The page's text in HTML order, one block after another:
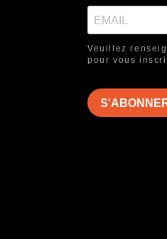
Veuillez
pour vous